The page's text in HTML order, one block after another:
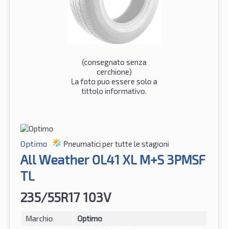
(consegnato senza
cerchione)
La foto puo essere solo a
tittolo informativo.
Optimo Pneumatici per tutte le stagioni
All Weather OL41 XL M+S 3PMSF
TL
235/55R17 103V
Marchio
Optimo